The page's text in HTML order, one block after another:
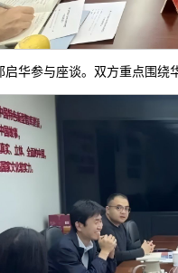
华参与座谈。双方重点围